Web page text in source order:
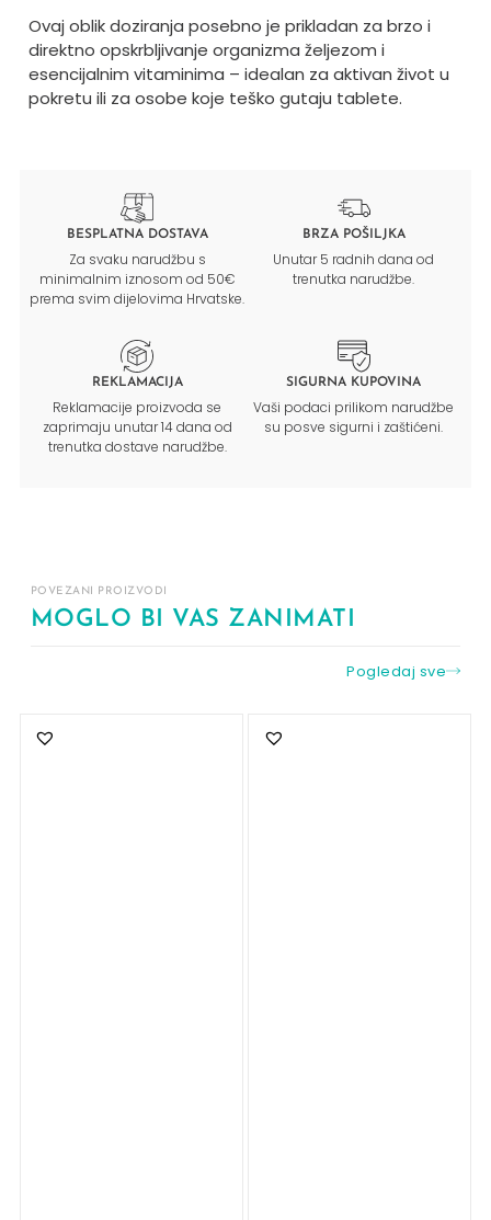
Ovaj oblik doziranja posebno je prikladan za brzo i
direktno opskrbljivanje organizma željezom i
esencijalnim vitaminima – idealan za aktivan život u
pokretu ili za osobe koje teško gutaju tablete.
BESPLATNA DOSTAVA
Za svaku narudžbu s
minimalnim iznosom od 50€
prema svim dijelovima Hrvatske.
BRZA POŠILJKA
Unutar 5 radnih dana od
trenutka narudžbe.
REKLAMACIJA
Reklamacije proizvoda se
zaprimaju unutar 14 dana od
trenutka dostave narudžbe.
SIGURNA KUPOVINA
Vaši podaci prilikom narudžbe
su posve sigurni i zaštićeni.
POVEZANI PROIZVODI
MOGLO BI VAS ZANIMATI
Pogledaj sve